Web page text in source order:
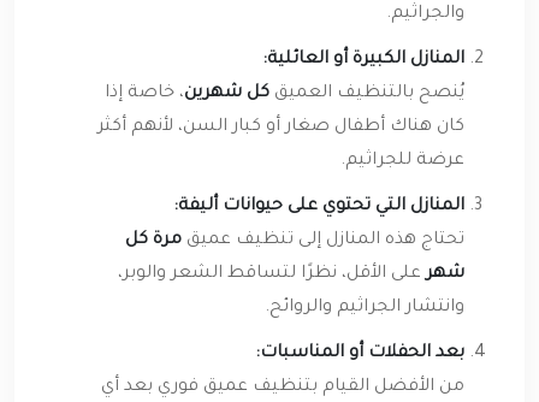
والجراثيم.
المنازل الكبيرة أو العائلية:
يُنصح بالتنظيف العميق كل شهرين، خاصة إذا
كان هناك أطفال صغار أو كبار السن، لأنهم أكثر
عرضة للجراثيم.
المنازل التي تحتوي على حيوانات أليفة:
تحتاج هذه المنازل إلى تنظيف عميق مرة كل
شهرعلى الأقل، نظرًا لتساقط الشعر والوبر،
وانتشار الجراثيم والروائح.
بعد الحفلات أو المناسبات:
من الأفضل القيام بتنظيف عميق فوري بعد أي